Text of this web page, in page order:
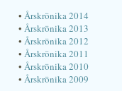
• Årskrönika 2014
• Årskrönika 2013
• Årskrönika 2012
• Årskrönika 2011
• Årskrönika 2010
• Årskrönika 2009